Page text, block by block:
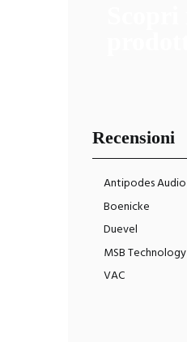
Recensioni
Antipodes Audio
Boenicke
Duevel
MSB Technology
VAC